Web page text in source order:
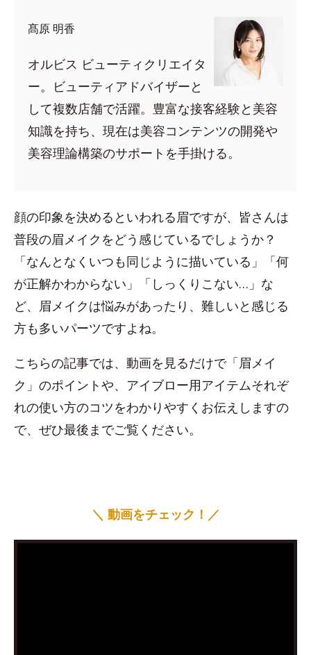
髙原 明香
オルビス ビューティクリエイタ
ー。ビューティアドバイザーと
して複数店舗で活躍。豊富な接客経験と美容
知識を持ち、現在は美容コンテンツの開発や
美容理論構築のサポートを手掛ける。
顔の印象を決めるといわれる眉ですが、皆さんは
普段の眉メイクをどう感じているでしょうか？
「なんとなくいつも同じように描いている」「何
が正解かわからない」「しっくりこない…」な
ど、眉メイクは悩みがあったり、難しいと感じる
方も多いパーツですよね。
こちらの記事では、動画を見るだけで「眉メイ
ク」のポイントや、アイブロー用アイテムそれぞ
れの使い方のコツをわかりやすくお伝えしますの
で、ぜひ最後までご覧ください。
＼ 動画をチェック！／